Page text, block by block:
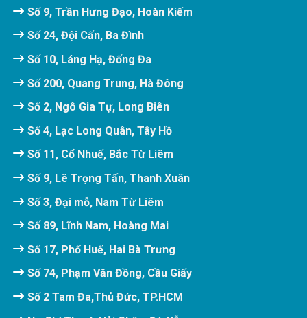
Số 9, Trần Hưng Đạo, Hoàn Kiếm
Số 24, Đội Cấn, Ba Đình
Số 10, Láng Hạ, Đống Đa
Số 200, Quang Trung, Hà Đông
Số 2, Ngô Gia Tự, Long Biên
Số 4, Lạc Long Quân, Tây Hồ
Số 11, Cổ Nhuế, Bắc Từ Liêm
Số 9, Lê Trọng Tấn, Thanh Xuân
Số 3, Đại mỗ, Nam Từ Liêm
Số 89, Lĩnh Nam, Hoàng Mai
Số 17, Phố Huế, Hai Bà Trưng
Số 74, Phạm Văn Đồng, Cầu Giấy
Số 2 Tam Đa,Thủ Đức, TP.HCM